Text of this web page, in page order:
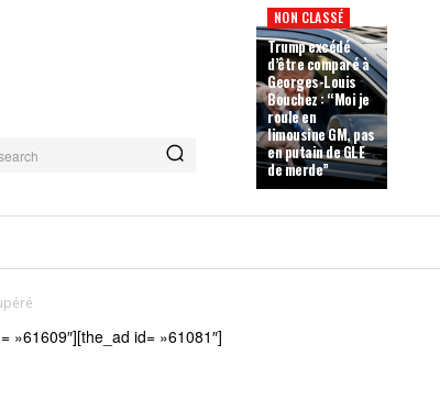
NON CLASSÉ
Trump excédé
d’être comparé à
Georges-Louis
Bouchez : “Moi je
roule en
limousine GM, pas
en putain de GLE
de merde”
»61609″][the_ad id= »61081″]